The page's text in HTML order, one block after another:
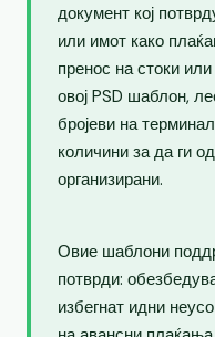
документ кој
или имот како
пренос на стоки
овој PSD шаблон,
бројеви на
количини за да ги
организирани.
Овие шаблони
потврди:
избегнат идни